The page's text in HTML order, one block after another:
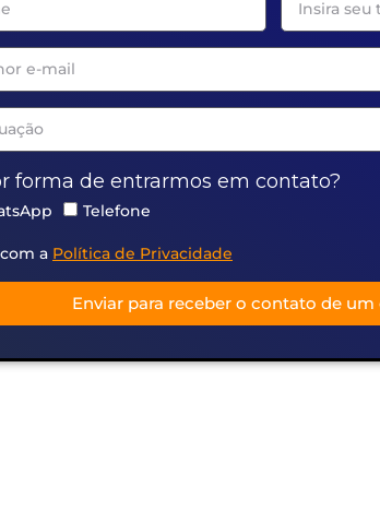
forma de entrarmos em contato?
Telefone
a Política de Privacidade
Enviar para receber o contato de um